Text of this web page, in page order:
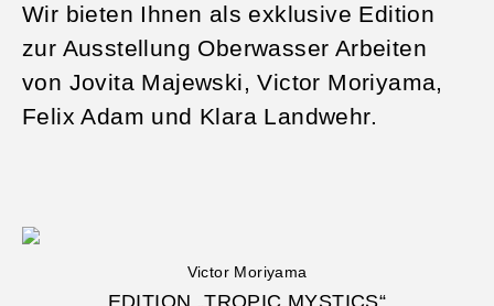
Wir bieten Ihnen als exklusive Edition
zur Ausstellung Oberwasser Arbeiten
von Jovita Majewski, Victor Moriyama,
Felix Adam und Klara Landwehr.
Victor Moriyama
EDITION „TROPIC MYSTICS“